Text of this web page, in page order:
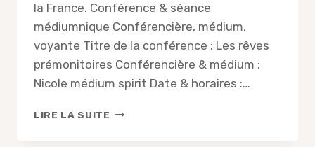
la France. Conférence & séance
médiumnique Conférencière, médium,
voyante Titre de la conférence : Les rêves
prémonitoires Conférencière & médium :
Nicole médium spirit Date & horaires :…
LIRE LA SUITE CONFÉRENCE